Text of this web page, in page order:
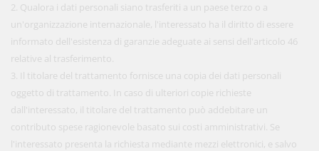
2. Qualora i dati personali siano trasferiti a un paese terzo o a
un'organizzazione internazionale, l'interessato ha il diritto di essere
informato dell'esistenza di garanzie adeguate ai sensi dell'articolo 46
relative al trasferimento.
3. Il titolare del trattamento fornisce una copia dei dati personali
oggetto di trattamento. In caso di ulteriori copie richieste
dall'interessato, il titolare del trattamento può addebitare un
contributo spese ragionevole basato sui costi amministrativi. Se
l'interessato presenta la richiesta mediante mezzi elettronici, e salvo